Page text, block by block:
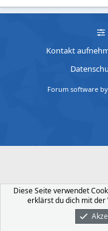
Kontakt
Forum software
Was Ist Neu
Diese Seite verwendet
erklärst du dich mit der